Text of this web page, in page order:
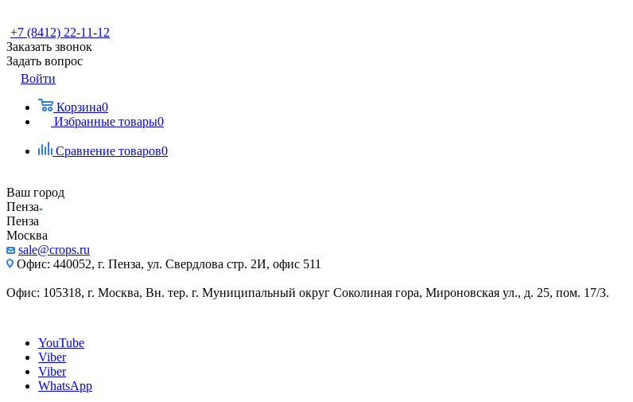
+7 (8412) 22-11-12
Заказать звонок
Задать вопрос
Войти
Корзина0
Избранные товары0
Сравнение товаров0
Ваш город
Пенза
Пенза
Москва
sale@crops.ru
Офис: 440052, г. Пенза, ул. Свердлова стр. 2И, офис 511
Офис: 105318, г. Москва, Вн. тер. г. Муниципальный округ Соколиная гора, Мироновская ул., д. 25, пом. 17/3.
YouTube
Viber
Viber
WhatsApp